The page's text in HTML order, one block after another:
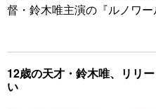
督・鈴木唯主演の『ルノワー
12歳の天才・鈴木唯、リリ
い